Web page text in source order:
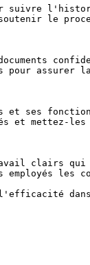
soutenir
assurer
et ses
et mettez-
clairs
les
l'efficacité